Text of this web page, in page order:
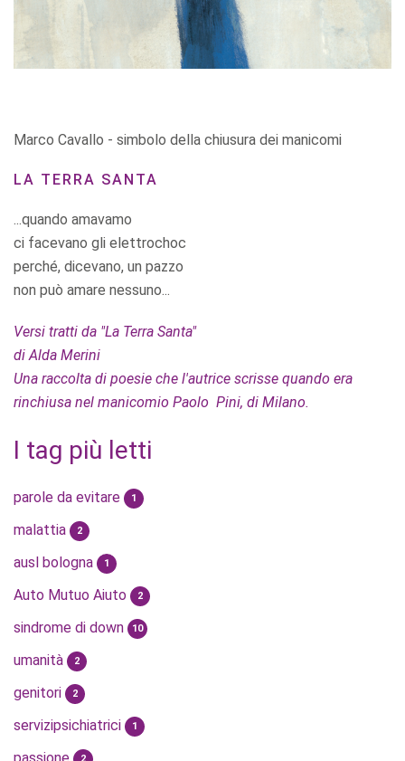
Marco Cavallo - simbolo della chiusura dei manicomi
LA TERRA SANTA
...quando amavamo
ci facevano gli elettrochoc
perché, dicevano, un pazzo
non può amare nessuno...
Versi tratti da "La Terra Santa"
di Alda Merini
Una raccolta di poesie che l'autrice scrisse quando era
rinchiusa nel manicomio Paolo Pini, di Milano.
I tag più letti
parole da evitare 1
malattia 2
ausl bologna 1
Auto Mutuo Aiuto 2
sindrome di down 10
umanità 2
genitori 2
servizipsichiatrici 1